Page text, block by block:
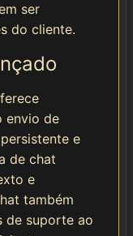
ser
do cliente.
envio de
e
de chat
e
também
de suporte ao